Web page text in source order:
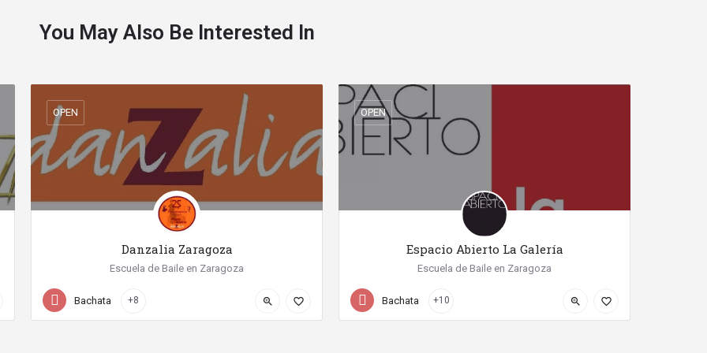
You May Also Be Interested In
Danzalia Zaragoza
Escuela de Baile en Zaragoza
OPEN
Bachata +8 zoom_in favorite_border
Espacio Abierto La Galería
Escuela de Baile en Zaragoza
OPEN
Bachata +10 zoom_in favorite_border